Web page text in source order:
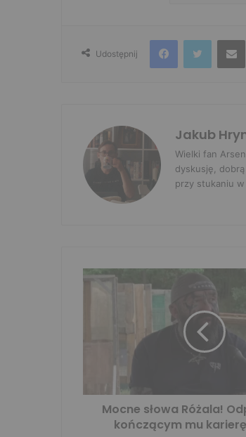
Udostępnij
FacebookTwitter
Jakub
Wielki fan
dyskusję,
przy stukaniu w
Mocne słowa Różala!
kończącym mu karierę